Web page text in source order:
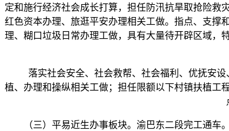
定和施行经济社会成长打算，担任防汛抗旱取抢险救
红色资本办理、旅逛平安办理相关工做。指点、支撑
理、糊口垃圾日常办理工做，具有大量待开辟区域，
落实社会安全、社会救帮、社会福利、优抚安设
植、办理和操纵相关工做；担任限额以下村镇扶植工
（三）平易近生办事板块。渝巴东二段完工通车。